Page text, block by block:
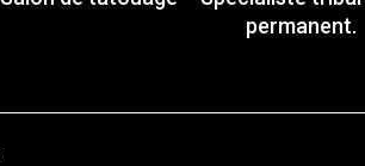
permanent.